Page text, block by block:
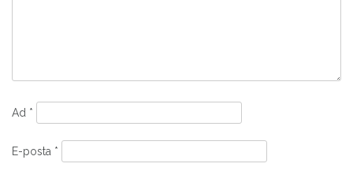
Ad *
E-posta *